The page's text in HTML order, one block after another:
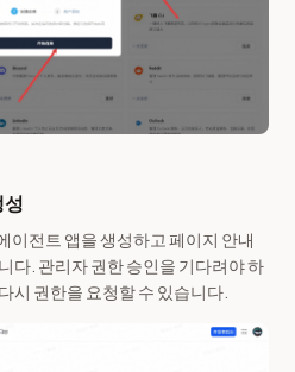
성
이전트 앱을 생성하고 페이지 안내
다. 관리자 권한 승인을 기다려야 하
시 권한을 요청할 수 있습니다.